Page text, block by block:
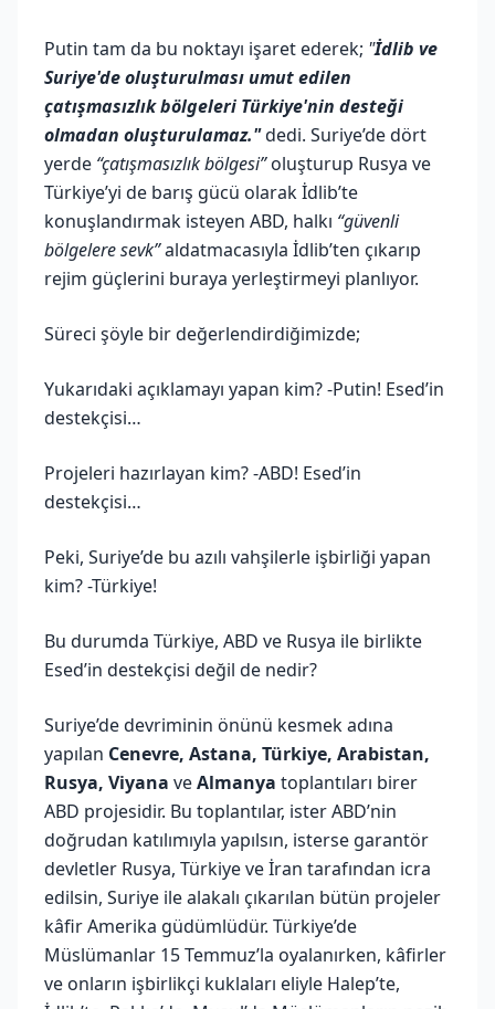
Putin tam da bu noktayı işaret ederek; "İdlib ve
Suriye'de oluşturulması umut edilen
çatışmasızlık bölgeleri Türkiye'nin desteği
olmadan oluşturulamaz."dedi. Suriye’de dört
yerde “çatışmasızlık bölgesi”oluşturup Rusya ve
Türkiye’yi de barış gücü olarak İdlib’te
konuşlandırmak isteyen ABD, halkı “güvenli
bölgelere sevk”aldatmacasıyla İdlib’ten çıkarıp
rejim güçlerini buraya yerleştirmeyi planlıyor.
Süreci şöyle bir değerlendirdiğimizde;
Yukarıdaki açıklamayı yapan kim? -Putin! Esed’in
destekçisi…
Projeleri hazırlayan kim? -ABD! Esed’in
destekçisi…
Peki, Suriye’de bu azılı vahşilerle işbirliği yapan
kim? -Türkiye!
Bu durumda Türkiye, ABD ve Rusya ile birlikte
Esed’in destekçisi değil de nedir?
Suriye’de devriminin önünü kesmek adına
yapılan Cenevre, Astana, Türkiye, Arabistan,
Rusya, Viyana veAlmanya toplantıları birer
ABD projesidir. Bu toplantılar, ister ABD’nin
doğrudan katılımıyla yapılsın, isterse garantör
devletler Rusya, Türkiye ve İran tarafından icra
edilsin, Suriye ile alakalı çıkarılan bütün projeler
kâfir Amerika güdümlüdür. Türkiye’de
Müslümanlar 15 Temmuz’la oyalanırken, kâfirler
ve onların işbirlikçi kuklaları eliyle Halep’te,